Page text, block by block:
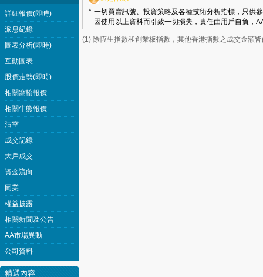
* 一切買賣訊號、投資策略及各種技術分析指標，只供
因使用以上資料而引致一切損失，責任由用戶自負，
(1) 除恆生指數和創業板指數，其他香港指數之成交金額
詳細報價(即時)
派息紀錄
圖表分析(即時)
互動圖表
股價走勢(即時)
相關窩輪報價
相關牛熊報價
沽空
成交記錄
大戶成交
資金流向
同業
權益披露
相關新聞及公告
AA市場異動
公司資料
精選內容